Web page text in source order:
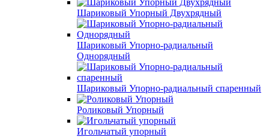
Шариковый Упорный Двухрядный
Шариковый Упорно-радиальный
Однорядный
Шариковый Упорно-радиальный спаренный
Роликовый Упорный
Игольчатый упорный